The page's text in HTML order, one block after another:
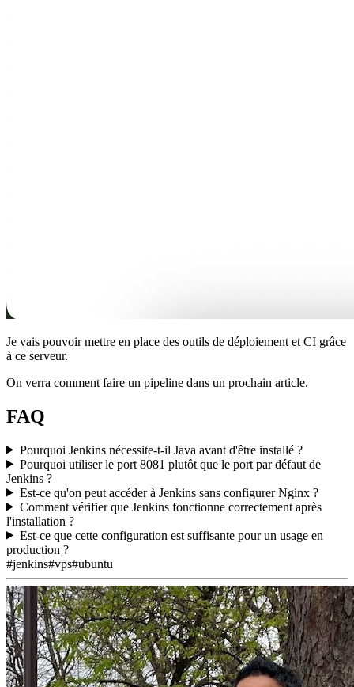
Je vais pouvoir mettre en place des outils de déploiement et CI grâce
à ce serveur.
On verra comment faire un pipeline dans un prochain article.
FAQ
Pourquoi Jenkins nécessite-t-il Java avant d'être installé ?
Pourquoi utiliser le port 8081 plutôt que le port par défaut de
Jenkins ?
Est-ce qu'on peut accéder à Jenkins sans configurer Nginx ?
Comment vérifier que Jenkins fonctionne correctement après
l'installation ?
Est-ce que cette configuration est suffisante pour un usage en
production ?
#jenkins#vps#ubuntu